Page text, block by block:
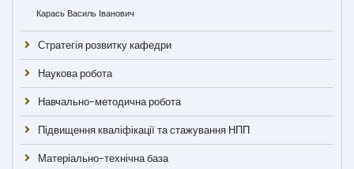
Карась Василь Іванович
Стратегія розвитку кафедри
Наукова робота
Навчально-методична робота
Підвищення кваліфікації та стажування НПП
Матеріально-технічна база